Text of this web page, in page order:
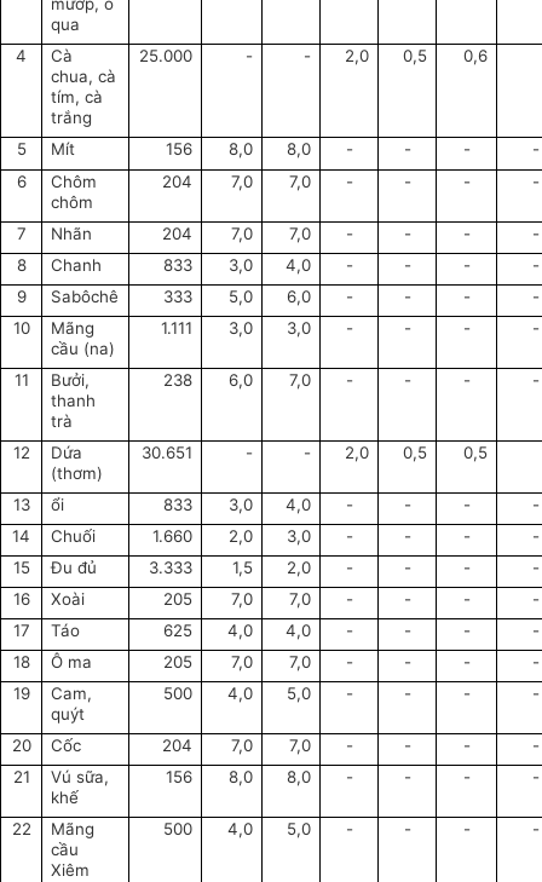
qua
4
Cà
chua, cà
tím, cà
trắng
25.000 - - 2,0 0,5 0,6
5 Mít 156 8,0 8,0 - - -
-
6
Chôm
chôm
204 7,0 7,0 - - - -
7 Nhãn 204 7,0 7,0 - - -
-
8
Chanh 833 3,0 4,0 - - -
-
9
Sabôchê 333 5,0 6,0 - - -
-
10
Mãng
cầu (na)
1.111 3,0 3,0 - - - -
11
Bưởi,
thanh
trà
238 6,0 7,0 - - - -
12
Dứa
(thơm)
30.651 - - 2,0 0,5 0,5
13 ổi 833 3,0 4,0 - - -
-
14
Chuối 1.660 2,0 3,0 - - -
-
15
Đu đủ 3.333 1,5 2,0 - - -
-
16
Xoài 205 7,0 7,0 - - -
-
17
Táo 625 4,0 4,0 - - -
-
18
Ô ma 205 7,0 7,0 - - -
-
19
Cam,
quýt
500 4,0 5,0 - - - -
20 Cốc 204 7,0 7,0 - - -
-
21
Vú sữa,
khế
156 8,0 8,0 - - - -
22
Mãng
cầu
Xiêm
500 4,0 5,0 - - - -